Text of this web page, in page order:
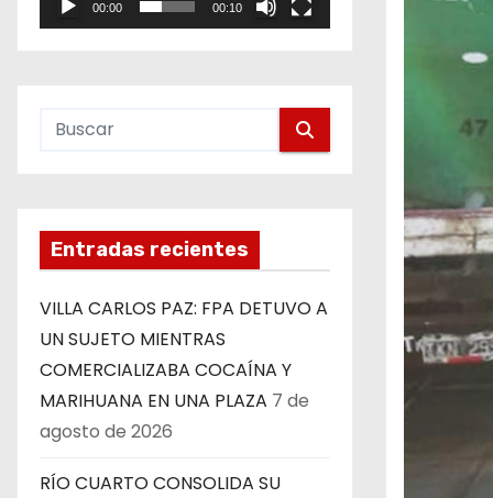
00:00 00:10
Entradas recientes
VILLA CARLOS PAZ: FPA DETUVO A
UN SUJETO MIENTRAS
COMERCIALIZABA COCAÍNA Y
MARIHUANA EN UNA PLAZA 7 de
agosto de 2026
RÍO CUARTO CONSOLIDA SU